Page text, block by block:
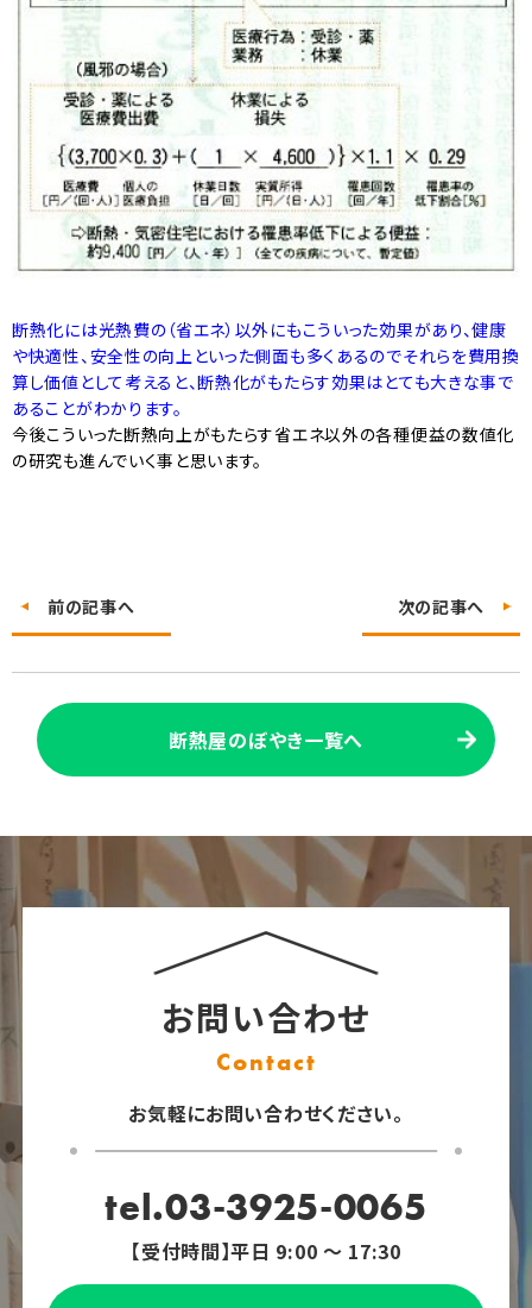
断熱化には光熱費の（省エネ）以外にもこういった効果があり、健康
や快適性、安全性の向上といった側面も多くあるのでそれらを費用換
算し価値として考えると、断熱化がもたらす効果はとても大きな事で
あることがわかります。
今後こういった断熱向上がもたらす省エネ以外の各種便益の数値化
の研究も進んでいく事と思います。
前の記事へ 次の記事へ
断熱屋のぼやき一覧へ
お問い合わせ
Contact
お気軽にお問い合わせください。
tel.03-3925-0065
【受付時間】平日 9:00 ～ 17:30